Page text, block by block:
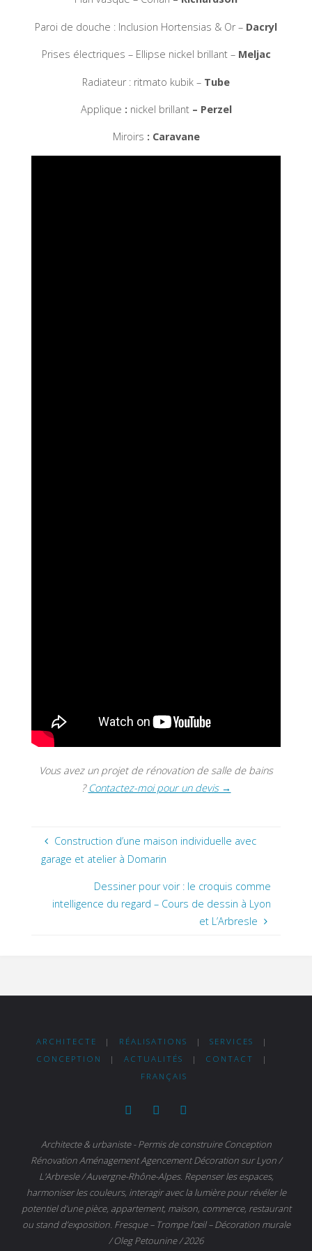
Paroi de douche : Inclusion Hortensias & Or – Dacryl
Prises électriques – Ellipse nickel brillant – Meljac
Radiateur : ritmato kubik – Tube
Applique : nickel brillant – Perzel
Miroirs : Caravane
Vous avez un projet de rénovation de salle de bains
? Contactez-moi pour un devis →
Construction d’une maison individuelle avec
garage et atelier à Domarin
Dessiner pour voir : le croquis comme
intelligence du regard – Cours de dessin à Lyon
et L’Arbresle
ARCHITECTE | RÉALISATIONS | SERVICES
|
CONCEPTION
| ACTUALITÉS | CONTACT
|
FRANÇAIS
Architecte & urbaniste - Permis de construire Conception
Rénovation Aménagement Agencement Décoration sur Lyon /
L'Arbresle / Auvergne-Rhône-Alpes. Repenser les espaces,
harmoniser les couleurs, interagir avec la lumière pour révéler le
potentiel d’une pièce, appartement, maison, commerce, restaurant
ou stand d’exposition. Fresque – Trompe l’œil – Décoration murale
/ Oleg Petounine / 2026